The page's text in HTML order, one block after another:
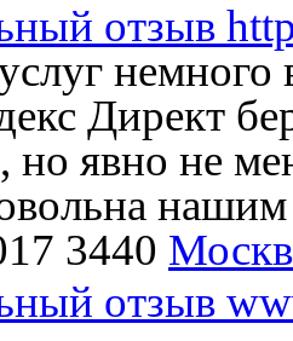
отзыв
Директ
но явно не
3440
отзыв